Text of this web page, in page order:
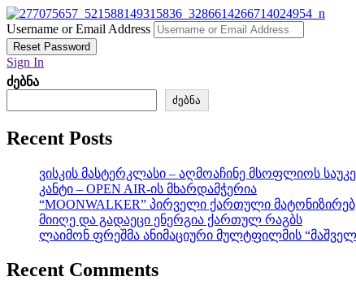
Username or Email Address
Reset Password
Sign In
ძებნა
ძებნა
Recent Posts
ვისკის მასტერკლასი – აღმოაჩინე მსოფლიოს
კანტი – OPEN AIR-ის მხარდამჭერია
“MOONWALKER” პირველი ქართული
მიიღე და გადაეცი ენერგია ქართულ რაგბს
ლაიმონ ფრეშმა ანიმაციური მულტფილმის
Recent Comments